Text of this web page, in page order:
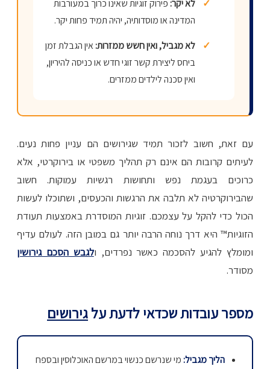
✓ לא יקר:פירוק זוגיות שאינו כרוך במעורבות
המדינה או מוסדותיה, יהיה תמיד פחות יקר.
✓
לא מגביל, ואין חשש ממזרות:אין הגבלת זמן
ביחס ליצירת קשר זוגי חדש או כניסה להיריון,
ואין סכנה לילדים ממזרים.
עם זאת, חשוב לזכור תמיד שגירושים הם עניין פחות נעים.
לעיתים קרובות הם אינם רק תהליך משפטי או בירוקרטי, אלא
כרוכים בעגמת נפש ותחושות רגשיות עמוקות. חשוב
שהבירוקרטיה לא תלבה את הרגשות והכעסים, ושתוכלו לעשות
הכול כדי להקל על עצמכם. זוגיות המוסדרת באמצעות תעודת
הזוגיות™ היא דרך נוחה הרבה יותר גם במובן הזה. לעולם עדיף
ומומלץ להגיע להסכמה כאשר נפרדים, ולגבש הסכם גירושין
מסודר.
מספר עובדות שכדאי לדעת עלגירושים
הליך מגביל:מי שנרשם כנשוי במרשם האוכלוסין ובספח